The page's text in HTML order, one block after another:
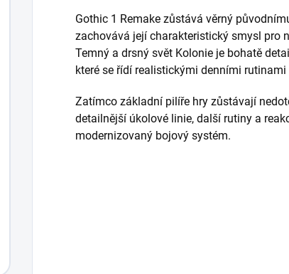
Gothic 1 Remake zůstává věrný
zachovává její charakteristický smysl pro
Temný a drsný svět Kolonie je bohatě
které se řídí realistickými denními
Zatímco základní pilíře hry zůstávají
detailnější úkolové linie, další rutiny a
modernizovaný bojový systém.